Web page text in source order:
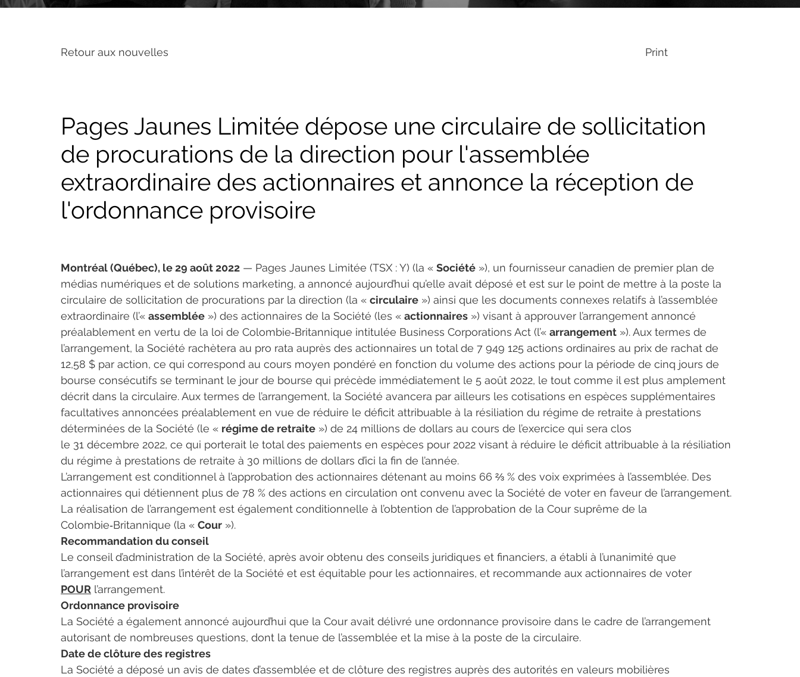
Retour aux nouvelles
Montréal (Québec), le 29 août 2022 — Pages Jaunes Limitée (TSX : Y) (la « Société »), un fournisseur canadien de premier plan de
médias numériques et de solutions marketing, a annoncé aujourd’hui qu’elle avait déposé et est sur le point de mettre à la poste la
circulaire de sollicitation de procurations par la direction (la « circulaire ») ainsi que les documents connexes relatifs à l’assemblée
extraordinaire (l’« assemblée ») des actionnaires de la Société (les « actionnaires ») visant à approuver l’arrangement annoncé
préalablement en vertu de la loi de Colombie‑Britannique intitulée Business Corporations Act (l’« arrangement »). Aux termes de
l’arrangement, la Société rachètera au pro rata auprès des actionnaires un total de 7 949 125 actions ordinaires au prix de rachat de
12,58 $ par action, ce qui correspond au cours moyen pondéré en fonction du volume des actions pour la période de cinq jours de
bourse consécutifs se terminant le jour de bourse qui précède immédiatement le 5 août 2022, le tout comme il est plus amplement
décrit dans la circulaire. Aux termes de l’arrangement, la Société avancera par ailleurs les cotisations en espèces supplémentaires
facultatives annoncées préalablement en vue de réduire le déficit attribuable à la résiliation du régime de retraite à prestations
déterminées de la Société (le « régime de retraite ») de 24 millions de dollars au cours de l’exercice qui sera clos
le 31 décembre 2022, ce qui porterait le total des paiements en espèces pour 2022 visant à réduire le déficit attribuable à la résiliation
du régime à prestations de retraite à 30 millions de dollars d’ici la fin de l’année.
L’arrangement est conditionnel à l’approbation des actionnaires détenant au moins 66 ⅔ % des voix exprimées à l’assemblée. Des
actionnaires qui détiennent plus de 78 % des actions en circulation ont convenu avec la Société de voter en faveur de l’arrangement.
La réalisation de l’arrangement est également conditionnelle à l’obtention de l’approbation de la Cour suprême de la
Colombie‑Britannique (la « Cour »).
Recommandation du conseil
Le conseil d’administration de la Société, après avoir obtenu des conseils juridiques et financiers, a établi à l’unanimité que
l’arrangement est dans l’intérêt de la Société et est équitable pour les actionnaires, et recommande aux actionnaires de voter
POUR l’arrangement.
Ordonnance provisoire
La Société a également annoncé aujourd’hui que la Cour avait délivré une ordonnance provisoire dans le cadre de l’arrangement
autorisant de nombreuses questions, dont la tenue de l’assemblée et la mise à la poste de la circulaire.
Date de clôture des registres
La Société a déposé un avis de dates d’assemblée et de clôture des registres auprès des autorités en valeurs mobilières
Pages Jaunes Limitée dépose une circulaire de sollicitation
de procurations de la direction pour l'assemblée
extraordinaire des actionnaires et annonce la réception de
l'ordonnance provisoire
Print